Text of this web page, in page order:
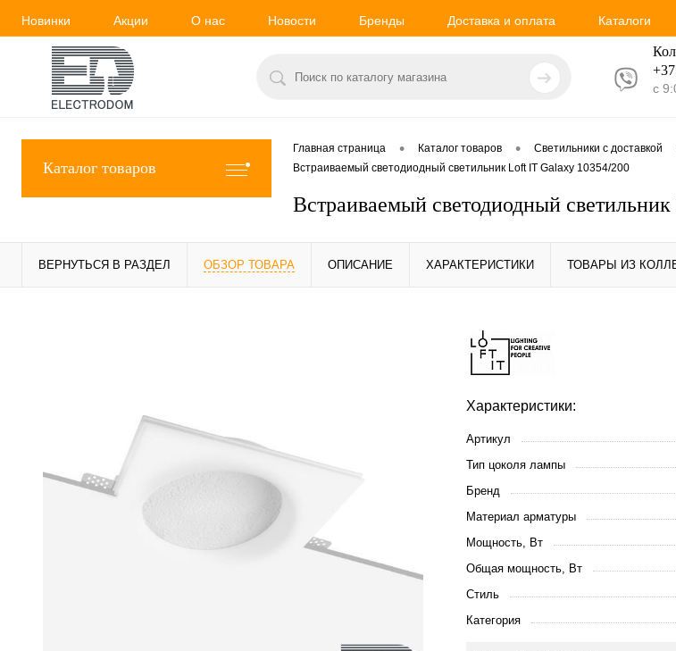
Новинки Акции О нас Новости Бренды Доставка и оплата Каталоги
с
Каталог товаров
Главная страница • Каталог товаров • Светильники с доставкой
Встраиваемый светодиодный светильник Loft IT Galaxy 10354/200
Встраиваемый светодиодный
ВЕРНУТЬСЯ В РАЗДЕЛ ОБЗОР ТОВАРА ОПИСАНИЕ ХАРАКТЕРИСТИКИ ТОВАРЫ ИЗ
Характеристики:
Артикул
Тип цоколя лампы
Бренд
Материал арматуры
Мощность, Вт
Общая мощность, Вт
Стиль
Категория